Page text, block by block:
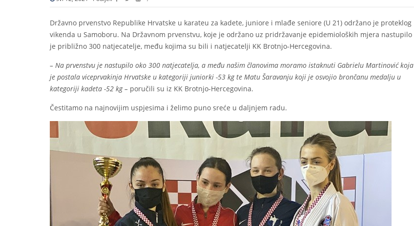
Državno prvenstvo Republike Hrvatske u karateu za kadete, juniore i mlađe seniore (U 21) održano je proteklog
vikenda u Samoboru. Na Državnom prvenstvu, koje je održano uz pridržavanje epidemioloških mjera nastupilo
je približno 300 natjecatelje, među kojima su bili i natjecatelji KK Brotnjo-Hercegovina.
– Na prvenstvu je nastupilo oko 300 natjecatelja, a među našim članovima moramo istaknuti Gabrielu Martinović koja
je postala viceprvakinja Hrvatske u kategoriji juniorki -53 kg te Matu Šaravanju koji je osvojio brončanu medalju u
kategoriji kadeta -52 kg – poručili su iz KK Brotnjo-Hercegovina.
Čestitamo na najnovijim uspjesima i želimo puno sreće u daljnjem radu.